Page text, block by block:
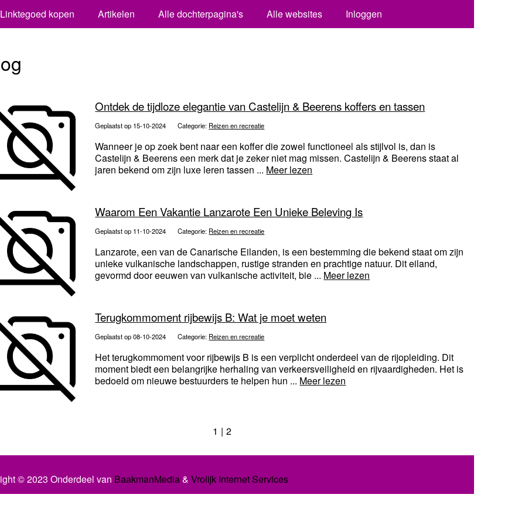
Linktegoed kopen Artikelen Alle dochterpagina's Alle websites Inloggen
Ontdek de tijdloze elegantie van Castelijn & Beerens koffers en tassen
Geplaatst op 15-10-2024 Categorie: Reizen en recreatie
Wanneer je op zoek bent naar een koffer die zowel functioneel als stijlvol is, dan is
Castelijn & Beerens een merk dat je zeker niet mag missen. Castelijn & Beerens staat al
jaren bekend om zijn luxe leren tassen ... Meer lezen
Waarom Een Vakantie Lanzarote Een Unieke Beleving Is
Geplaatst op 11-10-2024 Categorie: Reizen en recreatie
Lanzarote, een van de Canarische Eilanden, is een bestemming die bekend staat om zijn
unieke vulkanische landschappen, rustige stranden en prachtige natuur. Dit eiland,
gevormd door eeuwen van vulkanische activiteit, bie ... Meer lezen
Terugkommoment rijbewijs B: Wat je moet weten
Geplaatst op 08-10-2024 Categorie: Reizen en recreatie
Het terugkommoment voor rijbewijs B is een verplicht onderdeel van de rijopleiding. Dit
moment biedt een belangrijke herhaling van verkeersveiligheid en rijvaardigheden. Het is
bedoeld om nieuwe bestuurders te helpen hun ... Meer lezen
1 2
© 2023 Onderdeel van BaakmanMedia& Vrolijk Internet Services